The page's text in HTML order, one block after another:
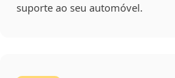
suporte ao seu automóvel.